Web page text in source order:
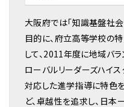
大阪府では「知識基盤社
目的に、府立高等学校の
して、2011年度に地域バ
ローバルリーダーズハイス
対応した進学指導に特色
ど、卓越性を追求し、日